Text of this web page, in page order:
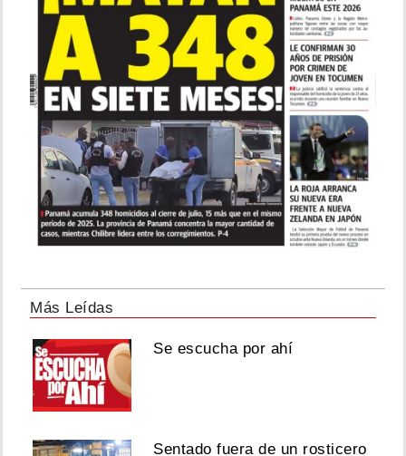
Más Leídas
Se escucha por ahí
Sentado fuera de un rosticero